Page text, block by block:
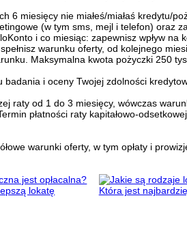
6 miesięcy nie miałeś/miałaś kredytu/
(w tym sms, mejl i telefon) oraz
i co miesiąc: zapewnisz wpływ na
warunku oferty, od kolejnego
Maksymalna kwota pożyczki 250
i oceny Twojej zdolności
raty od 1 do 3 miesięcy, wówczas
płatności raty kapitałowo-
warunki oferty, w tym opłaty i